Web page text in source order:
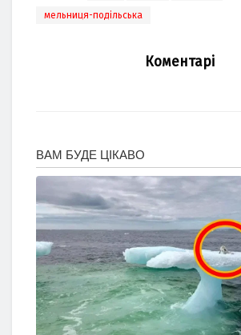
мельниця-подільська
Коментарі